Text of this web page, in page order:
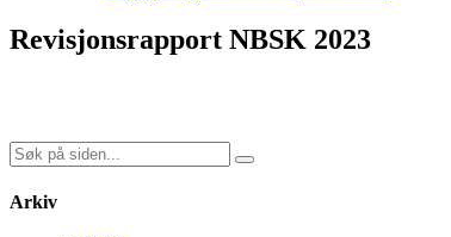
Revisjonsrapport NBSK 2023
Søk
etter:
Arkiv